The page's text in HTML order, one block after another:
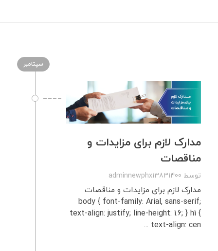
سپتامبر
مدارک لازم برای مزایدات و
مناقصات
توسط adminnewphx13831400
مدارک لازم برای مزایدات و مناقصات
body { font-family: Arial, sans-serif;
text-align: justify; line-height: 1.6; } h1 {
text-align: cen ...